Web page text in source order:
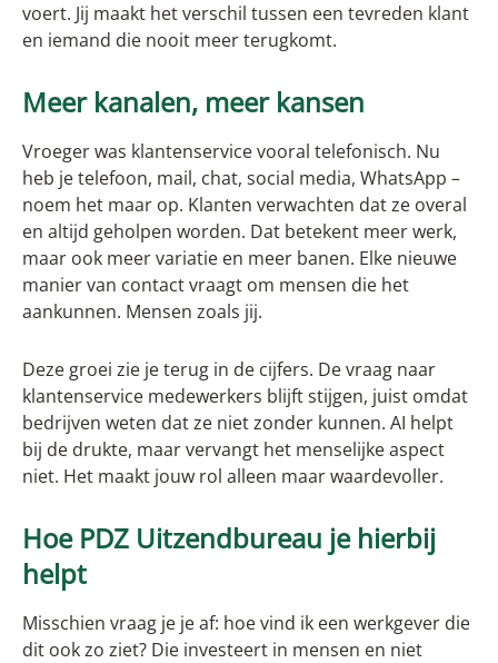
voert. Jij maakt het verschil tussen een tevreden klant
en iemand die nooit meer terugkomt.
Meer kanalen, meer kansen
Vroeger was klantenservice vooral telefonisch. Nu
heb je telefoon, mail, chat, social media, WhatsApp –
noem het maar op. Klanten verwachten dat ze overal
en altijd geholpen worden. Dat betekent meer werk,
maar ook meer variatie en meer banen. Elke nieuwe
manier van contact vraagt om mensen die het
aankunnen. Mensen zoals jij.
Deze groei zie je terug in de cijfers. De vraag naar
klantenservice medewerkers blijft stijgen, juist omdat
bedrijven weten dat ze niet zonder kunnen. AI helpt
bij de drukte, maar vervangt het menselijke aspect
niet. Het maakt jouw rol alleen maar waardevoller.
Hoe PDZ Uitzendbureau je hierbij
helpt
Misschien vraag je je af: hoe vind ik een werkgever die
dit ook zo ziet? Die investeert in mensen en niet